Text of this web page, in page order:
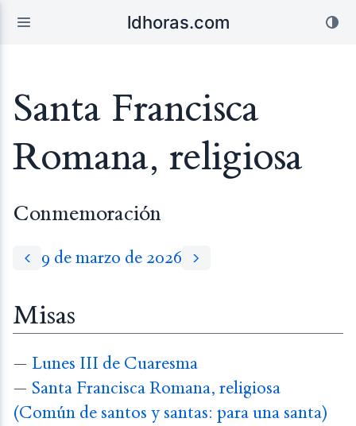
ldhoras.com
Santa Francisca
Romana, religiosa
Conmemoración
9 de marzo de 2026
Misas
— Lunes III de Cuaresma
— Santa Francisca Romana, religiosa
(Común de santos y santas: para una santa)